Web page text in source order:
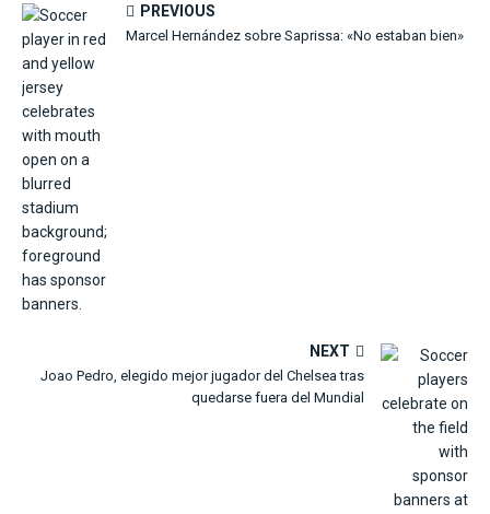
PREVIOUS
Marcel Hernández sobre Saprissa: «No estaban bien»
NEXT
Joao Pedro, elegido mejor jugador del Chelsea tras
quedarse fuera del Mundial